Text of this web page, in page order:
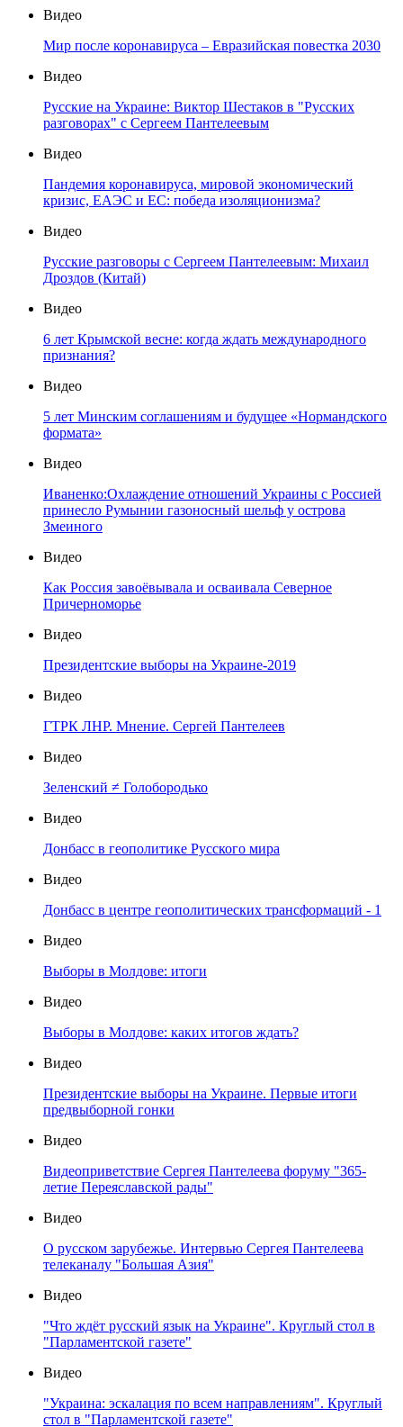
Видео
Мир после коронавируса – Евразийская повестка 2030
Видео
Русские на Украине: Виктор Шестаков в "Русских
разговорах" с Сергеем Пантелеевым
Видео
Пандемия коронавируса, мировой экономический
кризис, ЕАЭС и ЕС: победа изоляционизма?
Видео
Русские разговоры с Сергеем Пантелеевым: Михаил
Дроздов (Китай)
Видео
6 лет Крымской весне: когда ждать международного
признания?
Видео
5 лет Минским соглашениям и будущее «Нормандского
формата»
Видео
Иваненко:Охлаждение отношений Украины с Россией
принесло Румынии газоносный шельф у острова
Змеиного
Видео
Как Россия завоёвывала и осваивала Северное
Причерноморье
Видео
Президентские выборы на Украине-2019
Видео
ГТРК ЛНР. Мнение. Сергей Пантелеев
Видео
Зеленский ≠ Голобородько
Видео
Донбасс в геополитике Русского мира
Видео
Донбасс в центре геополитических трансформаций - 1
Видео
Выборы в Молдове: итоги
Видео
Выборы в Молдове: каких итогов ждать?
Видео
Президентские выборы на Украине. Первые итоги
предвыборной гонки
Видео
Видеоприветствие Сергея Пантелеева форуму "365-
летие Переяславской рады"
Видео
О русском зарубежье. Интервью Сергея Пантелеева
телеканалу "Большая Азия"
Видео
"Что ждёт русский язык на Украине". Круглый стол в
"Парламентской газете"
Видео
"Украина: эскалация по всем направлениям". Круглый
стол в "Парламентской газете"